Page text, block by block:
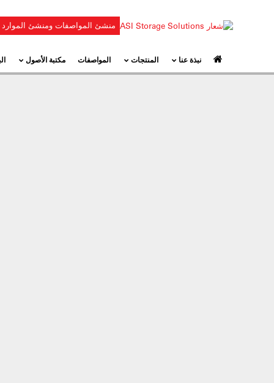
منشئ المواصفات ومنشئ الموارد
نبذة عنا المنتجات المواصفات مكتبة الأصول